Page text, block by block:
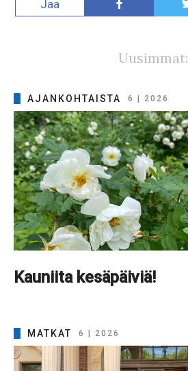
Jaa
Uusimmat:
AJANKOHTAISTA 6 | 2026
Kauniita kesäpäiviä!
MATKAT 6 | 2026